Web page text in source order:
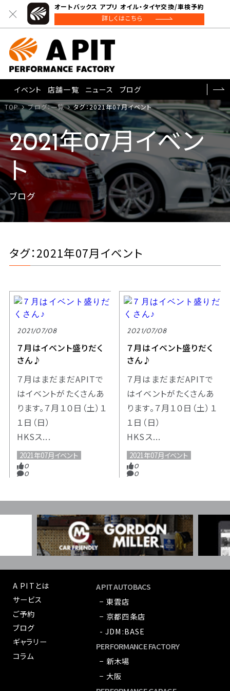
オートバックス アプリ オイル・タイヤ交換/車検予約
詳しくはこちら
イベント 店舗一覧 ニュース ブログ
TOP ブログ：一覧 タグ：2021年07月イベント
2021年07月イベン
ト
ブログ
タグ：2021年07月イベント
2021/07/08
７月はイベント盛りだく
さん♪
７月はまだまだAPITで
はイベントがたくさんあ
ります。７月１０日（土）１
１日（日）
HKSス...
2021年07月イベント
0
0
2021/07/08
７月はイベント盛りだく
さん♪
７月はまだまだAPITで
はイベントがたくさんあ
ります。７月１０日（土）１
１日（日）
HKSス...
2021年07月イベント
0
0
A PITとは
サービス
ご予約
ブログ
ギャラリー
コラム
A PIT AUTOBACS
− 東雲店
− 京都四条店
- JDM:BASE
PERFORMANCE FACTORY
− 新木場
− 大阪